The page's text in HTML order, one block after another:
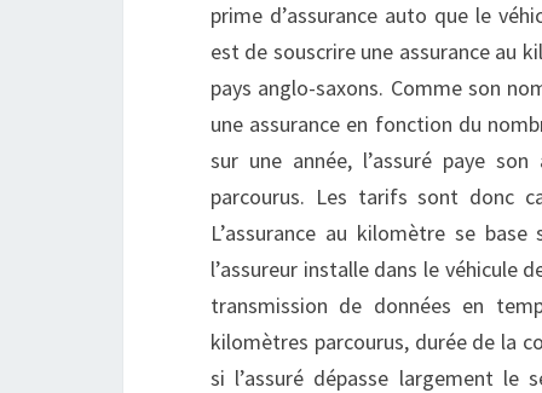
prime d’assurance auto que le
est de souscrire une assurance au
pays anglo-saxons. Comme son
une assurance en fonction du
sur une année, l’assuré paye
parcourus. Les tarifs sont donc
L’assurance au kilomètre se
l’assureur installe dans le véhicule
transmission de données en
kilomètres parcourus, durée de la
si l’assuré dépasse largement